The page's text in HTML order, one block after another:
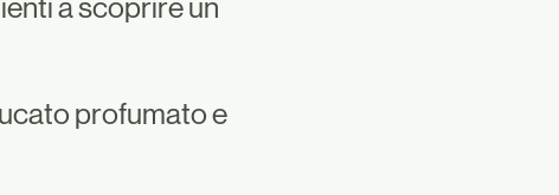
a scoprire un
profumato e